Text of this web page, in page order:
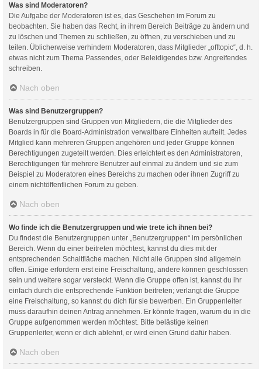
Was sind Moderatoren?
Die Aufgabe der Moderatoren ist es, das Geschehen im Forum zu
beobachten. Sie haben das Recht, in ihrem Bereich Beiträge zu ändern und
zu löschen und Themen zu schließen, zu öffnen, zu verschieben und zu
teilen. Üblicherweise verhindern Moderatoren, dass Mitglieder „offtopic“, d. h.
etwas nicht zum Thema Passendes, oder Beleidigendes bzw. Angreifendes
schreiben.
Nach oben
Was sind Benutzergruppen?
Benutzergruppen sind Gruppen von Mitgliedern, die die Mitglieder des
Boards in für die Board-Administration verwaltbare Einheiten aufteilt. Jedes
Mitglied kann mehreren Gruppen angehören und jeder Gruppe können
Berechtigungen zugeteilt werden. Dies erleichtert es den Administratoren,
Berechtigungen für mehrere Benutzer auf einmal zu ändern und sie zum
Beispiel zu Moderatoren eines Bereichs zu machen oder ihnen Zugriff zu
einem nichtöffentlichen Forum zu geben.
Nach oben
Wo finde ich die Benutzergruppen und wie trete ich ihnen bei?
Du findest die Benutzergruppen unter „Benutzergruppen“ im persönlichen
Bereich. Wenn du einer beitreten möchtest, kannst du dies mit der
entsprechenden Schaltfläche machen. Nicht alle Gruppen sind allgemein
offen. Einige erfordern erst eine Freischaltung, andere können geschlossen
sein und weitere sogar versteckt. Wenn die Gruppe offen ist, kannst du ihr
einfach durch die entsprechende Funktion beitreten; verlangt die Gruppe
eine Freischaltung, so kannst du dich für sie bewerben. Ein Gruppenleiter
muss daraufhin deinen Antrag annehmen. Er könnte fragen, warum du in die
Gruppe aufgenommen werden möchtest. Bitte belästige keinen
Gruppenleiter, wenn er dich ablehnt, er wird einen Grund dafür haben.
Nach oben